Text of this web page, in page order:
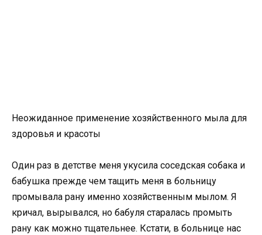
Неожиданное применение хозяйственного мыла для
здоровья и красоты
Один раз в детстве меня укусила соседская собака и
бабушка прежде чем тащить меня в больницу
промывала рану именно хозяйственным мылом. Я
кричал, вырывался, но бабуля старалась промыть
рану как можно тщательнее. Кстати, в больнице нас